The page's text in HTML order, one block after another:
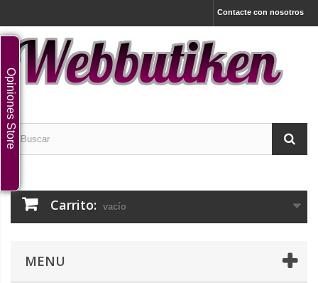
Contacte con nosotros
Carrito: vacío
MENU
Opiniones Store